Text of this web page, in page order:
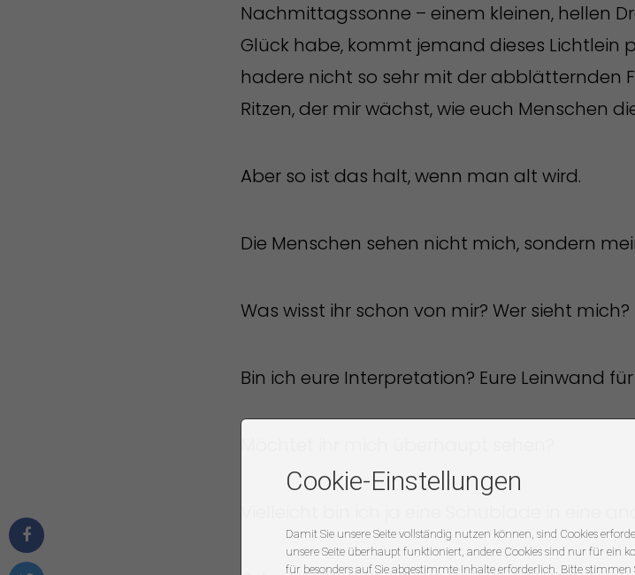
Nachmittagssonne – einem kleinen, hellen
Glück habe, kommt jemand dieses Lichtlein
hadere nicht so sehr mit der abblätternden
Ritzen, der mir wächst, wie euch Menschen
Aber so ist das halt, wenn man alt wird.
Die Menschen sehen nicht mich, sondern
Was wisst ihr schon von mir? Wer sieht mich?
Bin ich eure Interpretation? Eure Leinwand
Cookie-Einstellungen
Damit Sie unsere Seite vollständig nutzen können, sind Cookies
unsere Seite überhaupt funktioniert, andere Cookies sind nur für ein
für besonders auf Sie abgestimmte Inhalte erforderlich. Bitte stimmen